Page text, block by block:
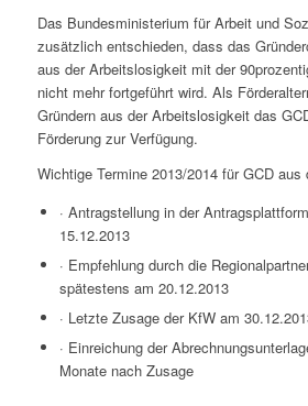
Das Bundesministerium für Arbeit und
zusätzlich entschieden, dass das
aus der Arbeitslosigkeit mit der
nicht mehr fortgeführt wird. Als
Gründern aus der Arbeitslosigkeit das
Förderung zur Verfügung.
Wichtige Termine 2013/2014 für GCD
· Antragstellung in der
15.12.2013
· Empfehlung durch die
spätestens am 20.12.2013
· Letzte Zusage der KfW am
· Einreichung der
Monate nach Zusage